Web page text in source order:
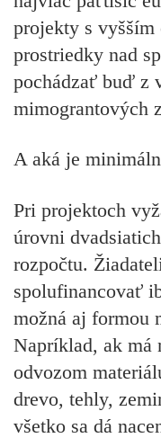
projekty s vyšším
prostriedky nad
pochádzať buď z
mimograntových
A aká je
Pri projektoch
úrovni
rozpočtu.
spolufinancovať
možná aj formou
Napríklad, ak má
odvozom
drevo, tehly,
všetko sa dá